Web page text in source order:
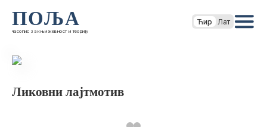
ПОЉА
часопис за књижевност и теорију
Ћир Лат
Ликовни лајтмотив